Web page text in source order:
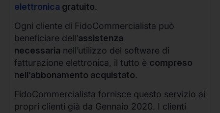
elettronica gratuito.
Ogni cliente di FidoCommercialista può
beneficiare dell’assistenza
necessaria nell’utilizzo del software di
fatturazione elettronica, il tutto è compreso
nell’abbonamento acquistato.
FidoCommercialista fornisce questo servizio ai
propri clienti già da Gennaio 2020. I clienti